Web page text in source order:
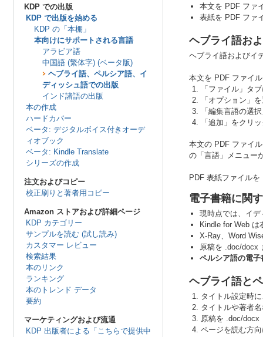
KDP での出版
KDP で出版を始める
KDP の「本棚」
本向けにサポートされる言語
アラビア語
中国語 (繁体字) (ベータ版)
ヘブライ語、ペルシア語、イ
ディッシュ語での出版
インド諸語の出版
本の作成
ハードカバー
ベータ: デジタルボイス付きオーデ
ィオブック
ベータ: Kindle Translate
シリーズの作成
注文およびコピー
校正刷りと著者用コピー
Amazon ストアおよび詳細ページ
KDP カテゴリー
サンプルを読む (試し読み)
カスタマー レビュー
検索結果
本のリンク
ランキング
本のトレンド データ
要約
マーケティングおよび流通
KDP 出版者による「こちらで提供中
本文を PDF ファ
表紙を PDF ファ
ヘブライ語お
ヘブライ語およびイ
本文を PDF ファイ
「ファイル」タ
「オプション」
「編集言語の選
「追加」をクリ
本文の PDF ファイ
の「言語」メニュー
PDF 表紙ファイル
電子書籍に関
現時点では、イ
Kindle for Web
X-Ray、Word
原稿を .doc/docx
ペルシア語の電子
ヘブライ語と
タイトル設定時
タイトルや著者
原稿を .doc/docx
ページを読む方